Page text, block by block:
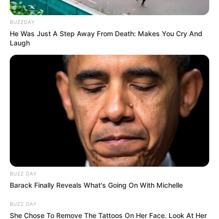
Cortesía, Séptima División del Ejército Nacional
Soldado asesinado en hostigamiento al Ejército en
Por:Martín Manuel Díaz Rubio
Mayo 4, 2025
BUZZDAY
He Was Just A Step Away From Death: Makes You Cry And
Laugh
BUZZ DAY
Barack Finally Reveals What's Going On With Michelle
BUZZ DAY
She Chose To Remove The Tattoos On Her Face. Look At Her